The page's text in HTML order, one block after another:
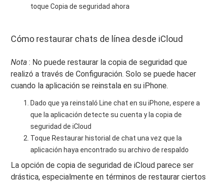
toque Copia de seguridad ahora
Cómo restaurar chats de línea desde iCloud
Nota: No puede restaurar la copia de seguridad que
realizó a través de Configuración. Solo se puede hacer
cuando la aplicación se reinstala en su iPhone.
Dado que ya reinstaló Line chat en su iPhone, espere a
que la aplicación detecte su cuenta y la copia de
seguridad de iCloud
Toque Restaurar historial de chat una vez que la
aplicación haya encontrado su archivo de respaldo
La opción de copia de seguridad de iCloud parece ser
drástica, especialmente en términos de restaurar ciertos